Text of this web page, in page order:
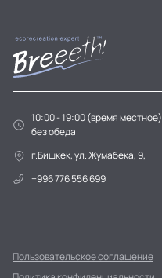
10:00 - 19:00 (время местное)
без обеда
г.Бишкек, ул. Жумабека, 9,
+996 776 556 699
Пользовательское соглашение